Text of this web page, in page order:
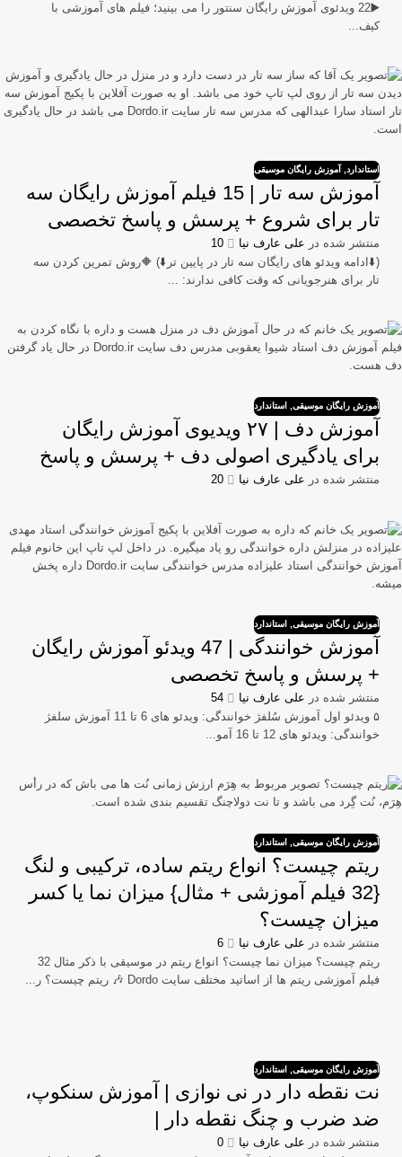
▶️22 ویدئوی آموزش رایگان سنتور را می بینید؛ فیلم های آموزشی با
کیف...
استاندارد, آموزش رایگان موسیقی
آموزش سه تار | 15 فیلم آموزش رایگان سه
تار برای شروع + پرسش و پاسخ تخصصی
منتشر شده در علی عارف نیا
10
(⬇️ادامه ویدئو های رایگان سه تار در پایین تر⬇️) 🔶روش تمرین کردن سه
تار برای هنرجویانی که وقت کافی ندارند: ...
آموزش رایگان موسیقی استاندارد
آموزش دف | ۲۷ ویدیوی آموزش رایگان
برای یادگیری اصولی دف + پرسش و پاسخ
منتشر شده در علی عارف نیا 20
آموزش رایگان موسیقی استاندارد
آموزش خوانندگی | 47 ویدئو آموزش رایگان
+ پرسش و پاسخ تخصصی
منتشر شده در علی عارف نیا
54
۵ ویدئو اول آموزش سُلفژ خوانندگی: ویدئو های 6 تا 11 آموزش سلفژ
خوانندگی: ویدئو های 12 تا 16 آمو...
آموزش رایگان موسیقی استاندارد
ریتم چیست؟ انواع ریتم ساده، ترکیبی و لنگ
{32 فیلم آموزشی + مثال} میزان نما یا کسر
میزان چیست؟
منتشر شده در علی عارف نیا
6
ریتم چیست؟ میزان نما چیست؟ انواع ریتم در موسیقی با ذکر مثال 32
فیلم آموزشی ریتم ها از اساتید مختلف سایت Dordo 🎶 ریتم چیست؟ ر...
آموزش رایگان موسیقی استاندارد
نت نقطه دار در نی نوازی | آموزش سنکوپ،
ضد ضرب و چنگ نقطه دار |
منتشر شده در علی عارف نیا
0